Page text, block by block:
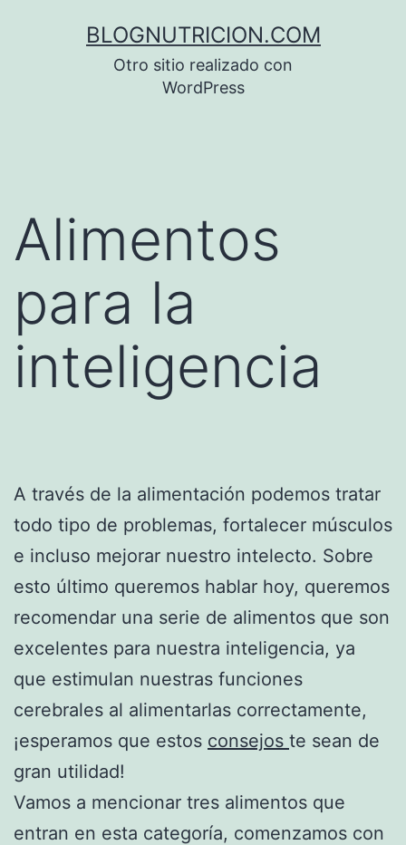
BLOGNUTRICION.COM
Otro sitio realizado con
WordPress
Alimentos
para la
inteligencia
A través de la alimentación podemos tratar
todo tipo de problemas, fortalecer músculos
e incluso mejorar nuestro intelecto. Sobre
esto último queremos hablar hoy, queremos
recomendar una serie de alimentos que son
excelentes para nuestra inteligencia, ya
que estimulan nuestras funciones
cerebrales al alimentarlas correctamente,
¡esperamos que estos consejos te sean de
gran utilidad!
Vamos a mencionar tres alimentos que
entran en esta categoría, comenzamos con